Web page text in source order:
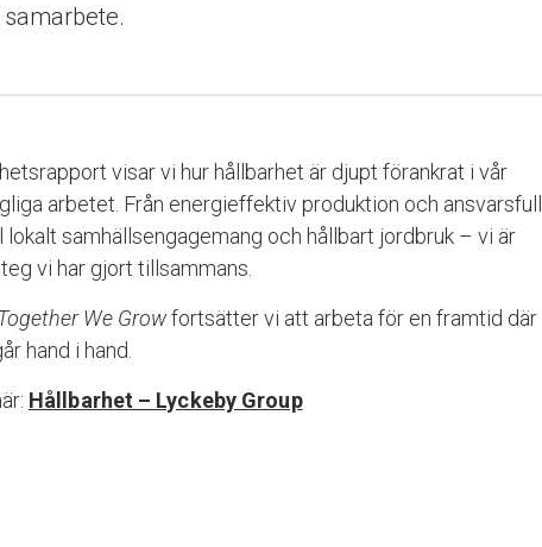
visar vi hur hållbarhet är djupt förankrat i vår
arbetet. Från energieffektiv produktion och ansvarsfull
lokalt samhällsengagemang och hållbart jordbruk – vi är
vi har gjort tillsammans.
We Growfortsätter vi att arbeta för en framtid där
hand i hand.
Hållbarhet – Lyckeby Group